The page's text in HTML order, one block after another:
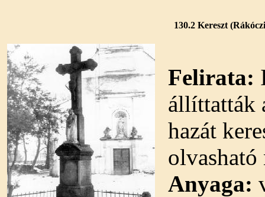
130.2 Kereszt
Felirata:
állíttatták
hazát
olvasható
Anyaga: